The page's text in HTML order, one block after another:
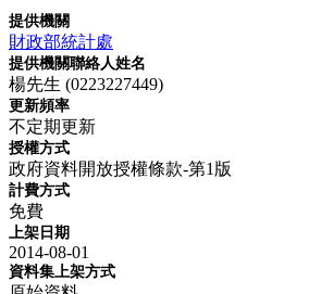
提供機關
財政部統計處
提供機關聯絡人姓名
楊先生 (0223227449)
更新頻率
不定期更新
授權方式
政府資料開放授權條款-第1版
計費方式
免費
上架日期
2014-08-01
資料集上架方式